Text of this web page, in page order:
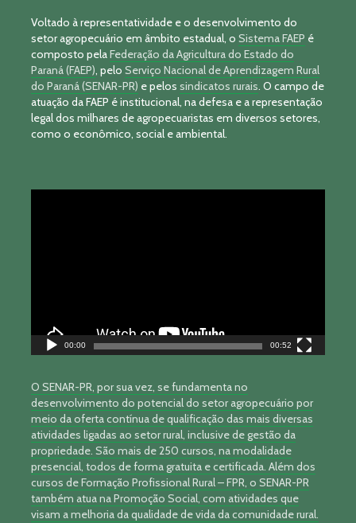
Voltado à representatividade e o desenvolvimento do
setor agropecuário em âmbito estadual, o Sistema FAEP é
composto pelaFederação da Agricultura do Estado do
Paraná (FAEP), pelo Serviço Nacional de Aprendizagem Rural
do Paraná (SENAR-PR) e pelos sindicatos rurais. O campo de
atuação da FAEP é institucional, na defesa e a representação
legal dos milhares de agropecuaristas em diversos setores,
como o econômico, social e ambiental.
00:00 00:52
O SENAR-PR, por sua vez, se fundamenta no
desenvolvimento do potencial do setor agropecuário por
meio da oferta contínua de qualificação das mais diversas
atividades ligadas ao setor rural, inclusive de gestão da
propriedade. São mais de 250 cursos, na modalidade
presencial, todos de forma gratuita e certificada. Além dos
cursos de Formação Profissional Rural – FPR, o SENAR-PR
também atua na Promoção Social, com atividades que
visam a melhoria da qualidade de vida da comunidade rural.